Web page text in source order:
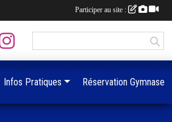
Infos Pratiques Réservation Gymnase
Participer au site :